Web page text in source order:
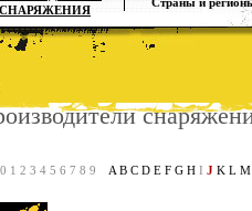
СНАРЯЖЕНИЯ
0 1 2 3 4 5 6 7 8 9 A B C D E F G HI J K L M